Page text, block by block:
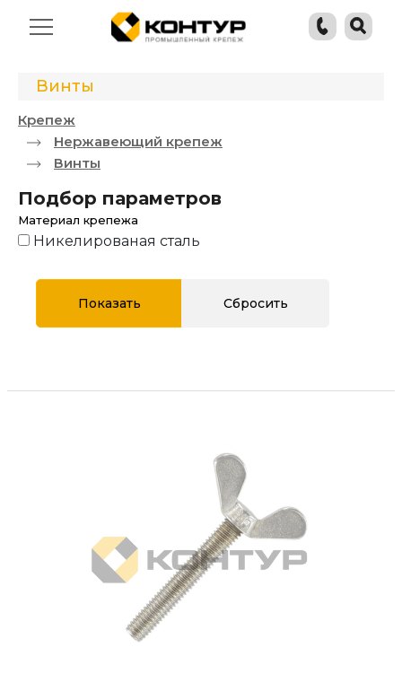
Винты
Крепеж
Нержавеющий крепеж
Винты
Подбор параметров
Материал крепежа
Никелированая сталь